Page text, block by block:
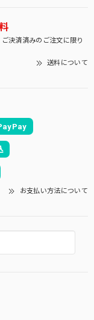
決済済みのご注文に限り
送料について
お支払い方法について